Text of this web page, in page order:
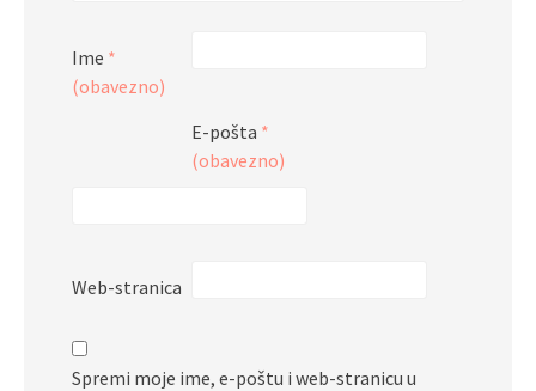
Ime *
(obavezno)
E-pošta *
(obavezno)
Web-stranica
Spremi moje ime, e-poštu i web-stranicu u